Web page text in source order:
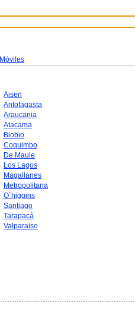
Móviles
Aisen
Antofagasta
Araucania
Atacama
Biobio
Coquimbo
De Maule
Los Lagos
Magallanes
Metropolitana
O´higgins
Santiago
Tarapacá
Valparaiso